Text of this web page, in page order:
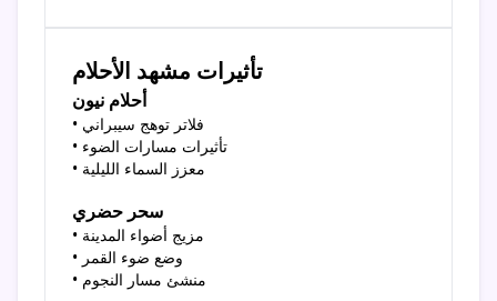
تأثيرات مشهد الأحلام
أحلام نيون
• فلاتر توهج سيبراني
• تأثيرات مسارات الضوء
• معزز السماء الليلية
سحر حضري
• مزيج أضواء المدينة
• وضع ضوء القمر
• منشئ مسار النجوم